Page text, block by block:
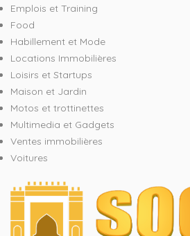
Emplois et Training
Food
Habillement et Mode
Locations Immobilières
Loisirs et Startups
Maison et Jardin
Motos et trottinettes
Multimedia et Gadgets
Ventes immobilières
Voitures